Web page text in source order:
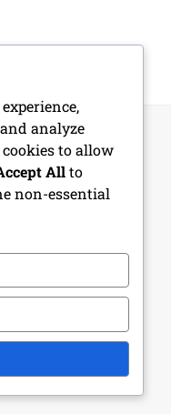
analyze
to allow
Allto
non-essential